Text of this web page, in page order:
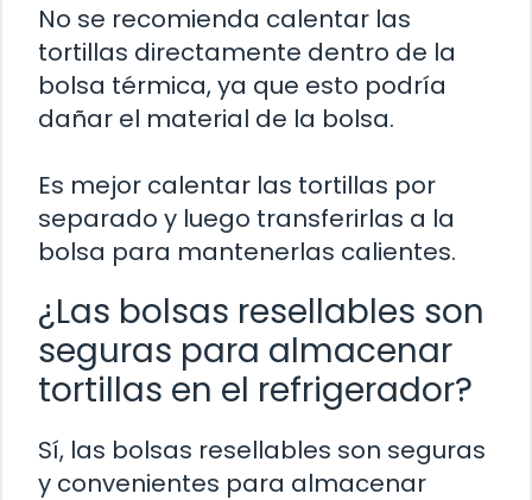
No se recomienda calentar las
tortillas directamente dentro de la
bolsa térmica, ya que esto podría
dañar el material de la bolsa.
Es mejor calentar las tortillas por
separado y luego transferirlas a la
bolsa para mantenerlas calientes.
¿Las bolsas resellables son
seguras para almacenar
tortillas en el refrigerador?
Sí, las bolsas resellables son seguras
y convenientes para almacenar